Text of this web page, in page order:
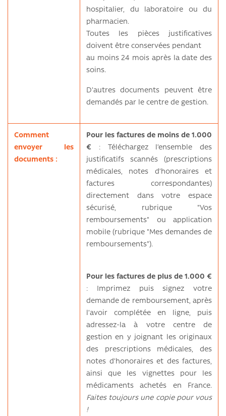
hospitalier, du laboratoire ou du
pharmacien.
Toutes les pièces justificatives
doivent être conservées pendant
au moins 24 mois après la date des
soins.
D'autres documents peuvent être
demandés par le centre de gestion.
Comment
envoyer les
documents :
Pour les factures de moins de 1.000
€ : Téléchargez l’ensemble des
justificatifs scannés (prescriptions
médicales, notes d’honoraires et
factures correspondantes)
directement dans votre espace
sécurisé, rubrique "Vos
remboursements" ou application
mobile (rubrique "Mes demandes de
remboursements").
Pour les factures de plus de 1.000 €
: Imprimez puis signez votre
demande de remboursement, après
l’avoir complétée en ligne, puis
adressez-la à votre centre de
gestion en y joignant les originaux
des prescriptions médicales, des
notes d’honoraires et des factures,
ainsi que les vignettes pour les
médicaments achetés en France.
Faites toujours une copie pour vous
!